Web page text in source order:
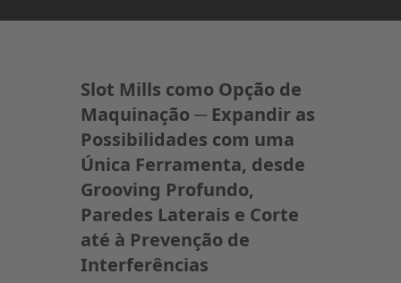
Slot Mills como Opção de
Maquinação ─ Expandir as
Possibilidades com uma
Única Ferramenta, desde
Grooving Profundo,
Paredes Laterais e Corte
até à Prevenção de
Interferências